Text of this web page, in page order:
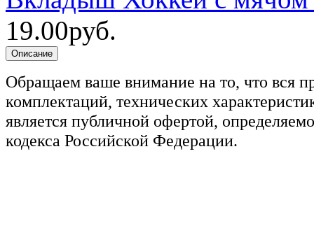
19.00руб.
Обращаем ваше внимание на то, что вся
комплектаций, технических
является публичной офертой,
кодекса Российской Федерации.